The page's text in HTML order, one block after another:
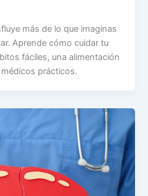
más de lo que imaginas
Aprende cómo cuidar tu
fáciles, una alimentación
prácticos.